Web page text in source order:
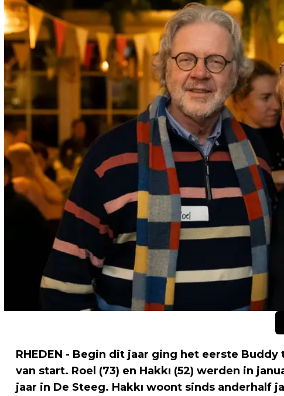
RHEDEN - Begin dit jaar ging het eerste
van start. Roel (73) en Hakkı (52) werden in
jaar in De Steeg. Hakkı woont sinds anderhalf